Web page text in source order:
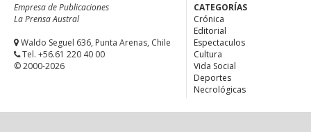
Empresa de Publicaciones
La Prensa Austral
Waldo Seguel 636, Punta Arenas, Chile
Tel. +56.61 220 40 00
© 2000-2026
CATEGORÍAS
Crónica
Editorial
Espectaculos
Cultura
Vida Social
Deportes
Necrológicas